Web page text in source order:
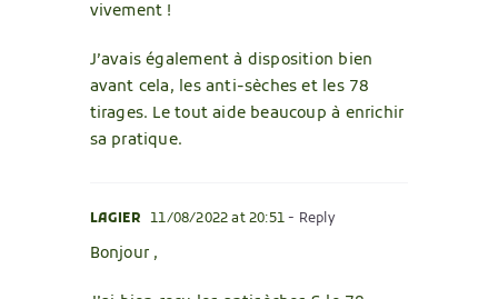
vivement !
J’avais également à disposition bien
avant cela, les anti-sèches et les 78
tirages. Le tout aide beaucoup à enrichir
sa pratique.
LAGIER 11/08/2022 at 20:51- Reply
Bonjour ,